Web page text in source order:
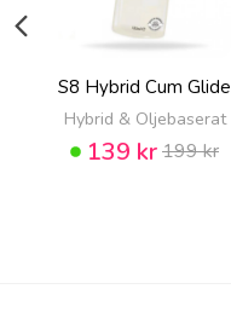
S8 Hybrid Cum Glide
Hybrid & Oljebaserat
139 kr199 kr